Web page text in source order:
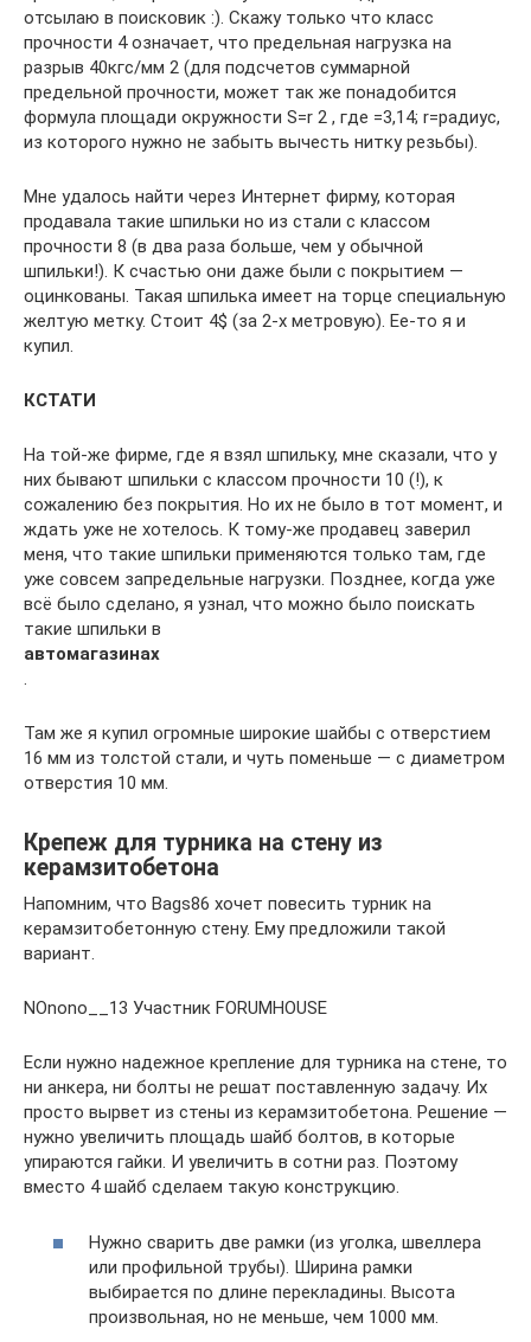
отсылаю в поисковик :). Скажу только что класс
прочности 4 означает, что предельная нагрузка на
разрыв 40кгс/мм 2 (для подсчетов суммарной
предельной прочности, может так же понадобится
формула площади окружности S=r 2 , где =3,14; r=радиус,
из которого нужно не забыть вычесть нитку резьбы).
Мне удалось найти через Интернет фирму, которая
продавала такие шпильки но из стали с классом
прочности 8 (в два раза больше, чем у обычной
шпильки!). К счастью они даже были с покрытием —
оцинкованы. Такая шпилька имеет на торце специальную
желтую метку. Стоит 4$ (за 2-х метровую). Ее-то я и
купил.
КСТАТИ
На той-же фирме, где я взял шпильку, мне сказали, что у
них бывают шпильки с классом прочности 10 (!), к
сожалению без покрытия. Но их не было в тот момент, и
ждать уже не хотелось. К тому-же продавец заверил
меня, что такие шпильки применяются только там, где
уже совсем запредельные нагрузки. Позднее, когда уже
всё было сделано, я узнал, что можно было поискать
такие шпильки в
автомагазинах
.
Там же я купил огромные широкие шайбы с отверстием
16 мм из толстой стали, и чуть поменьше — с диаметром
отверстия 10 мм.
Крепеж для турника на стену из
керамзитобетона
Напомним, что Bags86 хочет повесить турник на
керамзитобетонную стену. Ему предложили такой
вариант.
NOnono__13 Участник FORUMHOUSE
Если нужно надежное крепление для турника на стене, то
ни анкера, ни болты не решат поставленную задачу. Их
просто вырвет из стены из керамзитобетона. Решение —
нужно увеличить площадь шайб болтов, в которые
упираются гайки. И увеличить в сотни раз. Поэтому
вместо 4 шайб сделаем такую конструкцию.
Нужно сварить две рамки (из уголка, швеллера
или профильной трубы). Ширина рамки
выбирается по длине перекладины. Высота
произвольная, но не меньше, чем 1000 мм.